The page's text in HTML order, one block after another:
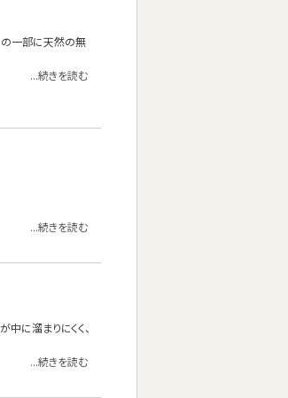
の一部に天然の無
...続きを読む
...続きを読む
に溜まりにくく、
...続きを読む